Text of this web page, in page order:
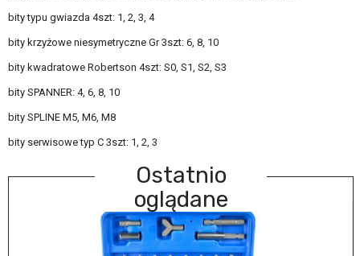
bity typu gwiazda 4szt: 1, 2, 3, 4
bity krzyżowe niesymetryczne Gr 3szt: 6, 8, 10
bity kwadratowe Robertson 4szt: S0, S1, S2, S3
bity SPANNER: 4, 6, 8, 10
bity SPLINE M5, M6, M8
bity serwisowe typ C 3szt: 1, 2, 3
Ostatnio
oglądane